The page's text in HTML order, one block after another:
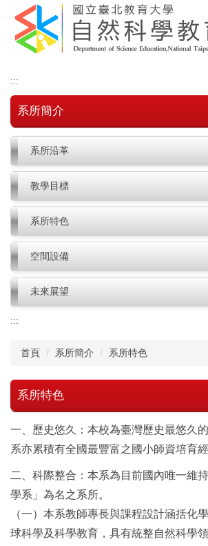
主
容
區
:::
系所簡介
系所沿革
教學目標
系所特色
空間設備
未來展望
:::
首頁 系所簡介 系所特色
系所特色
一、歷史悠久：本校為臺灣歷史最悠久
系亦累積有全國最豐富之國小師資培育經
二、科際整合：本系為目前國內唯一維
學系」為名之系所。
（一）本系教師專長與課程設計涵括化
球科學及科學教育，具有統整自然科學